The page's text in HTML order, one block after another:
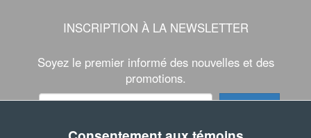
INSCRIPTION À LA NEWSLETTER
Soyez le premier informé des nouvelles et des
promotions.